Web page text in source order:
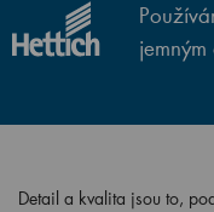
Detail a kvalita jsou to,